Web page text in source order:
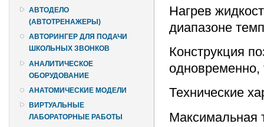
АВТОДЕЛО
(АВТОТРЕНАЖЕРЫ)
АВТОРИНГЕР ДЛЯ ПОДАЧИ
ШКОЛЬНЫХ ЗВОНКОВ
АНАЛИТИЧЕСКОЕ
ОБОРУДОВАНИЕ
АНАТОМИЧЕСКИЕ МОДЕЛИ
ВИРТУАЛЬНЫЕ
ЛАБОРАТОРНЫЕ РАБОТЫ
Нагрев
диапазоне
Конструкция
одновременно,
Технические
Максимальная